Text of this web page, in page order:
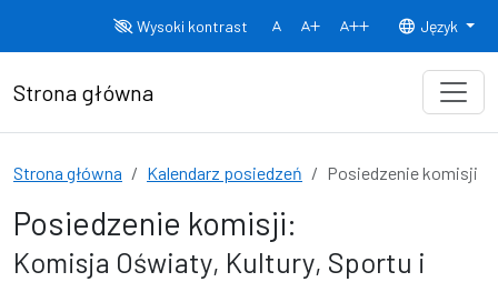
Wysoki kontrast
Normalny rozmiar czcionki
Rozmiar czcionki 150% Rozmiar
Język
Strona główna
Strona główna Kalendarz posiedzeń Posiedzenie komisji
Posiedzenie komisji:
Komisja Oświaty, Kultury, Sportu i